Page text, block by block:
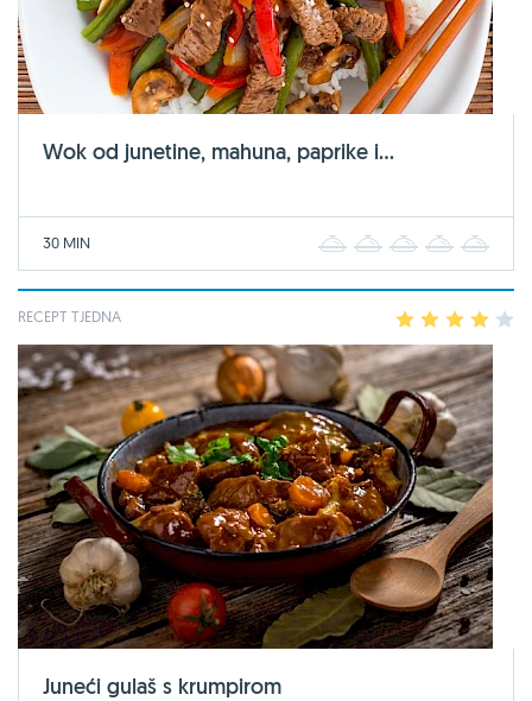
Wok od junetine, mahuna, paprike i...
30 MIN 2 3 4
RECEPT TJEDNA 2 3 4
Juneći gulaš s krumpirom